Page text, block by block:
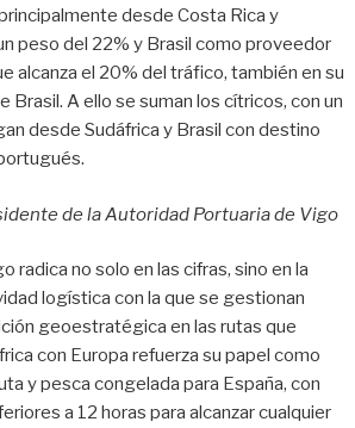
desde Costa Rica y
peso del 22% y Brasil como proveedor
alcanza el 20% del tráfico, también en su
Brasil. A ello se suman los cítricos, con un
desde Sudáfrica y Brasil con destino
de la Autoridad Portuaria de Vigo
radica no solo en las cifras, sino en la
logística con la que se gestionan
geoestratégica en las rutas que
con Europa refuerza su papel como
y pesca congelada para España, con
a 12 horas para alcanzar cualquier